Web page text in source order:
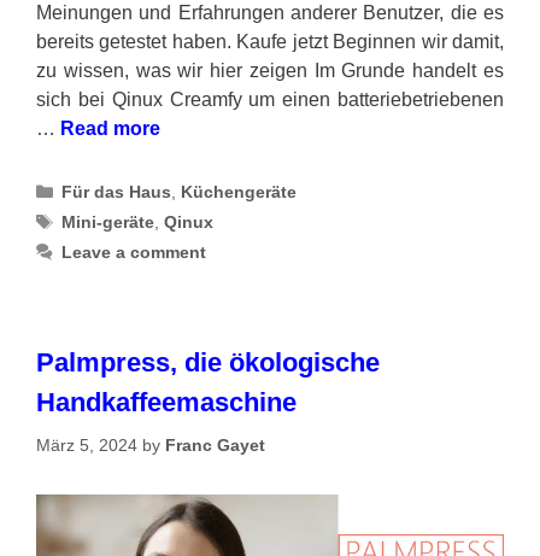
Meinungen und Erfahrungen anderer Benutzer, die es
bereits getestet haben. Kaufe jetzt Beginnen wir damit,
zu wissen, was wir hier zeigen Im Grunde handelt es
sich bei Qinux Creamfy um einen batteriebetriebenen
… Read more
Categories
Für das Haus
Küchengeräte
Tags
Mini-geräte ,Qinux
Leave a comment
Palmpress, die ökologische
Handkaffeemaschine
März 5, 2024 by Franc Gayet